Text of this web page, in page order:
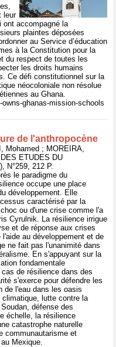
leur
ont accompagné la
plaintes déposées
au Service d’éducation
à la Constitution pour la
du respect de toutes les
les droits humains
Ce défi constitutionnel sur la
néocoloniale non résolue
au Ghana.
ghanas-mission-schools
de l'anthropocène
Mohamed ; MOREIRA,
ETUDES DU
N°259, 212 P.
le paradigme du
occupe une place
développement. Elle
caractérisé par la
ou d'une crise comme l'a
Cyrulnik. La résilience irrigue
et de réponse aux crises
au développement et de
ne fait pas l'unanimité dans
En s'appuyant sur la
fondamentale
de résilience dans des
s'exerce pour défendre les
de l'eau dans les oasis
lutte contre la
défense des
échelle, la résilience
catastrophe naturelle
communautarisme et
Mexique.